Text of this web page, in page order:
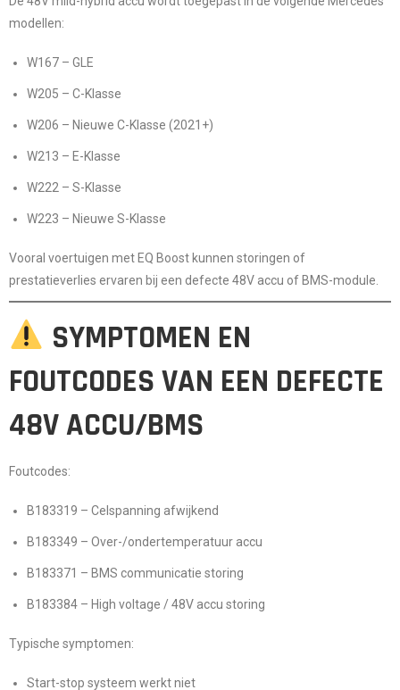
modellen:
W167 – GLE
W205 – C-Klasse
W206 – Nieuwe C-Klasse (2021+)
W213 – E-Klasse
W222 – S-Klasse
W223 – Nieuwe S-Klasse
Vooral voertuigen met EQ Boost kunnen storingen of
prestatieverlies ervaren bij een defecte 48V accu of BMS-module.
SYMPTOMEN EN
FOUTCODES VAN EEN DEFECTE
48V ACCU/BMS
Foutcodes:
B183319 – Celspanning afwijkend
B183349 – Over-/ondertemperatuur accu
B183371 – BMS communicatie storing
B183384 – High voltage / 48V accu storing
Typische symptomen:
Start-stop systeem werkt niet